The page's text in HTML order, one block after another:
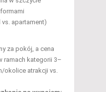
apartament)
za pokój, a cena
ramach kategorii 3–
okolice atrakcji vs.